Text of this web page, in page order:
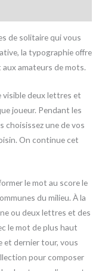
de solitaire qui vous
la typographie offre
amateurs de mots.
visible deux lettres et
joueur. Pendant les
choisissez une de vos
On continue cet
le mot au score le
du milieu. À la
ou deux lettres et des
le mot de plus haut
et dernier tour, vous
pour composer